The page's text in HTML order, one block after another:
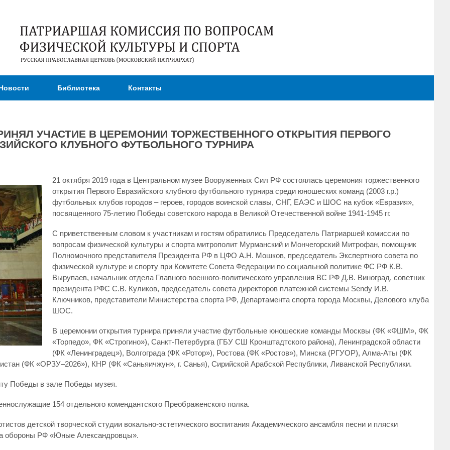
содержанию
Библиотека Контакты
УЧАСТИЕ В ЦЕРЕМОНИИ ТОРЖЕСТВЕННОГО ОТКРЫТИЯ ПЕРВОГО
КЛУБНОГО ФУТБОЛЬНОГО ТУРНИРА
21 октября 2019 года в Центральном музее Вооруженных Сил РФ состоялась церемония торжественного
открытия Первого Евразийского клубного футбольного турнира среди юношеских команд (2003 г.р.)
футбольных клубов городов – героев, городов воинской славы, СНГ, ЕАЭС и ШОС на кубок «Евразия»,
посвященного 75-летию Победы советского народа в Великой Отечественной войне 1941-1945 гг.
С приветственным словом к участникам и гостям обратились Председатель Патриаршей комиссии по
вопросам физической культуры и спорта митрополит Мурманский и Мончегорский Митрофан, помощник
Полномочного представителя Президента РФ в ЦФО А.Н. Мошков, председатель Экспертного совета по
физической культуре и спорту при Комитете Совета Федерации по социальной политике ФС РФ К.В.
Вырупаев, начальник отдела Главного военного-политического управления ВС РФ Д.В. Виноград, советник
президента РФС С.В. Куликов, председатель совета директоров платежной системы Sendy И.В.
Ключников, представители Министерства спорта РФ, Департамента спорта города Москвы, Делового клуба
ШОС.
В церемонии открытия турнира приняли участие футбольные юношеские команды Москвы (ФК «ФШМ», ФК
«Торпедо», ФК «Строгино»), Санкт-Петербурга (ГБУ СШ Кронштадтского района), Ленинградской области
(ФК «Ленинградец»), Волгограда (ФК «Ротор»), Ростова (ФК «Ростов»), Минска (РГУОР), Алма-Аты (ФК
(ФК «ОРЗУ–2026»), КНР (ФК «Саньяичжун», г. Санья), Сирийской Арабской Республики, Ливанской Республики.
Победы в зале Победы музея.
154 отдельного комендантского Преображенского полка.
детской творческой студии вокально-эстетического воспитания Академического ансамбля песни и пляски
обороны РФ «Юные Александровцы».